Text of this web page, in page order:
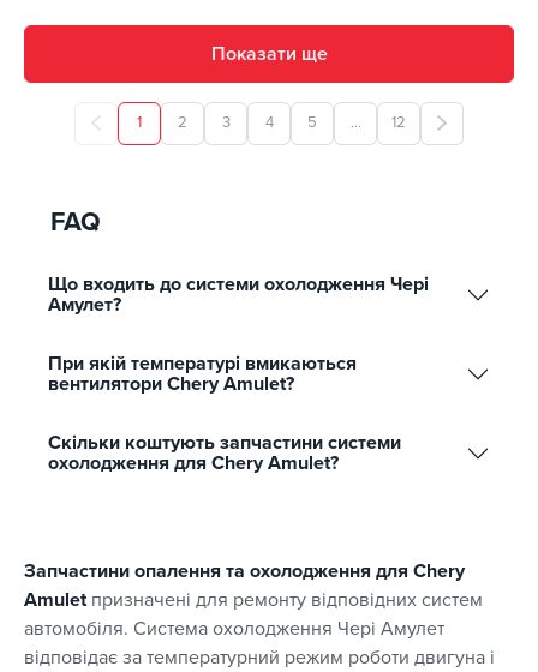
Показати ще
1 2 3 4 5 ... 12
FAQ
Що входить до системи охолодження Чері
Амулет?
При якій температурі вмикаються
вентилятори Chery Amulet?
Скільки коштують запчастини системи
охолодження для Chery Amulet?
Запчастини опалення та охолодження для Chery
Amuletпризначені для ремонту відповідних систем
автомобіля. Система охолодження Чері Амулет
відповідає за температурний режим роботи двигуна і